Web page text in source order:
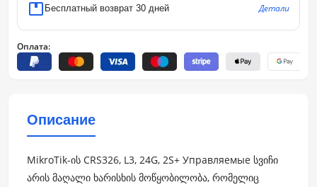
Бесплатный возврат 30 дней Детали
Оплата:
Описание
MikroTik-ის CRS326, L3, 24G, 2S+ Управляемые სვიჩი
არის მაღალი ხარისხის მოწყობილობა, რომელიც